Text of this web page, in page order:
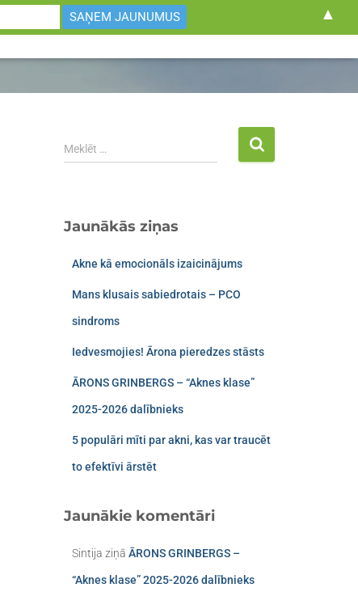
PATIESĪBA VAI MĪTS BLOGS
Meklēt …
Jaunākās ziņas
Akne kā emocionāls izaicinājums
Mans klusais sabiedrotais – PCO
sindroms​
Iedvesmojies! Ārona pieredzes stāsts
ĀRONS GRINBERGS – “Aknes klase”
2025-2026 dalībnieks
5 populāri mīti par akni, kas var traucēt
to efektīvi ārstēt
Jaunākie komentāri
Sintija ziņā ĀRONS GRINBERGS –
“Aknes klase” 2025-2026 dalībnieks
▲